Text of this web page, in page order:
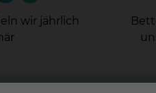
wir jährlich